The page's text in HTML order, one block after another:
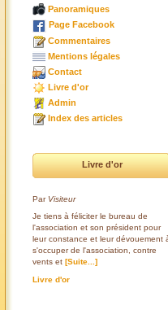
Panoramiques
Page Facebook
Commentaires
Mentions légales
Contact
Livre d'or
Admin
Index des articles
Livre d'or
Par Visiteur
Je tiens à féliciter le bureau de
l'association et son président pour
leur constance et leur dévouement
s'occuper de l'association, contre
vents et [Suite...]
Livre d'or